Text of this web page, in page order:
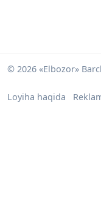
© 2026 «Elbozor»
Loyiha haqida